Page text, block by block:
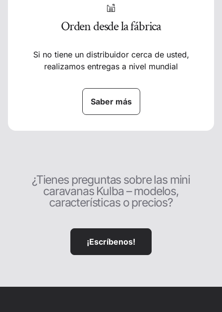
Orden desde la fábrica
Si no tiene un distribuidor cerca de usted,
realizamos entregas a nivel mundial
Saber más
¿Tienes preguntas sobre las mini
caravanas Kulba – modelos,
características o precios?
¡Escríbenos!